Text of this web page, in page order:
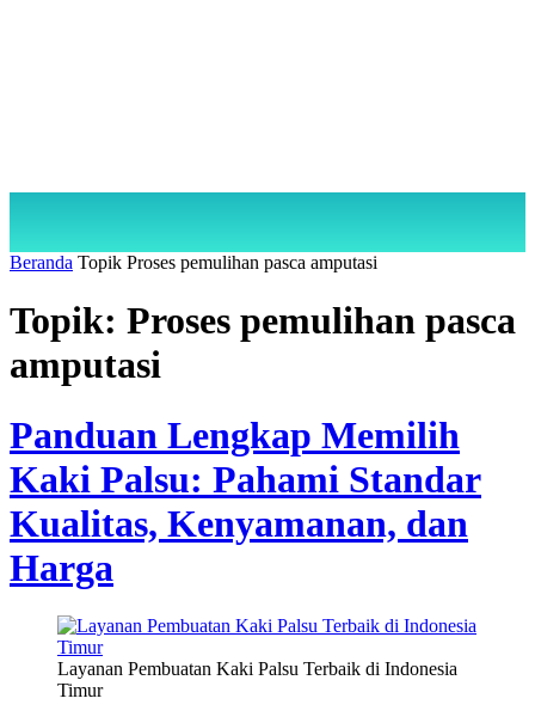
Beranda Topik Proses pemulihan pasca amputasi
Topik: Proses pemulihan pasca
amputasi
Panduan Lengkap Memilih
Kaki Palsu: Pahami Standar
Kualitas, Kenyamanan, dan
Harga
Layanan Pembuatan Kaki Palsu Terbaik di Indonesia
Timur